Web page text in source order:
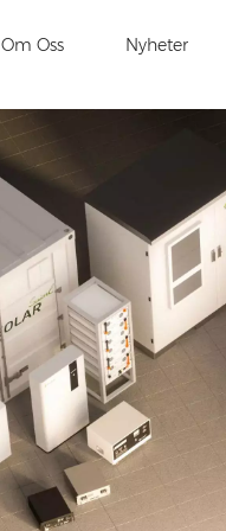
Om Oss Nyheter